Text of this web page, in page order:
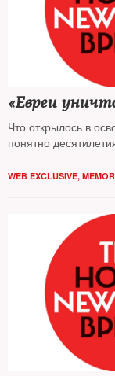
«Евреи
Что открылось в
понятно
WEB EXCLUSIVE,